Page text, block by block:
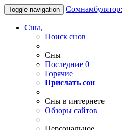
Toggle navigation Сомнамбулятор:
Сны,
Поиск снов
Сны
Последние 0
Горячие
Прислать сон
Сны в интернете
Обзоры сайтов